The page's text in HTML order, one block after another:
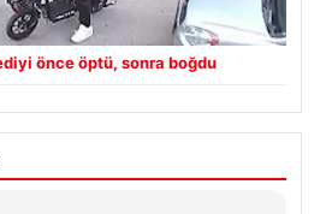
önce öptü, sonra boğdu